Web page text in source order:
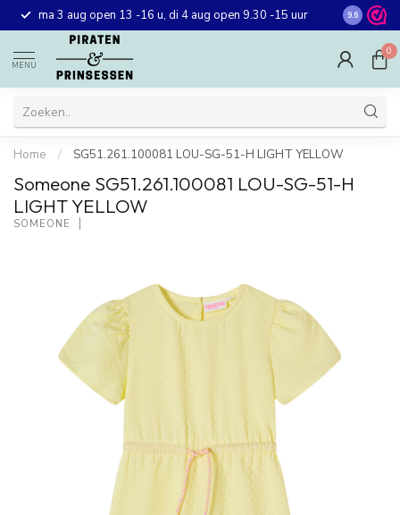
ma 3 aug open 13 -16 u, di 4 aug open 9.30 -15 uur Gratis
winkel in
9.6
MENU
0
Home / SG51.261.100081 LOU-SG-51-H LIGHT YELLOW
Someone SG51.261.100081 LOU-SG-51-H
LIGHT YELLOW
SOMEONE